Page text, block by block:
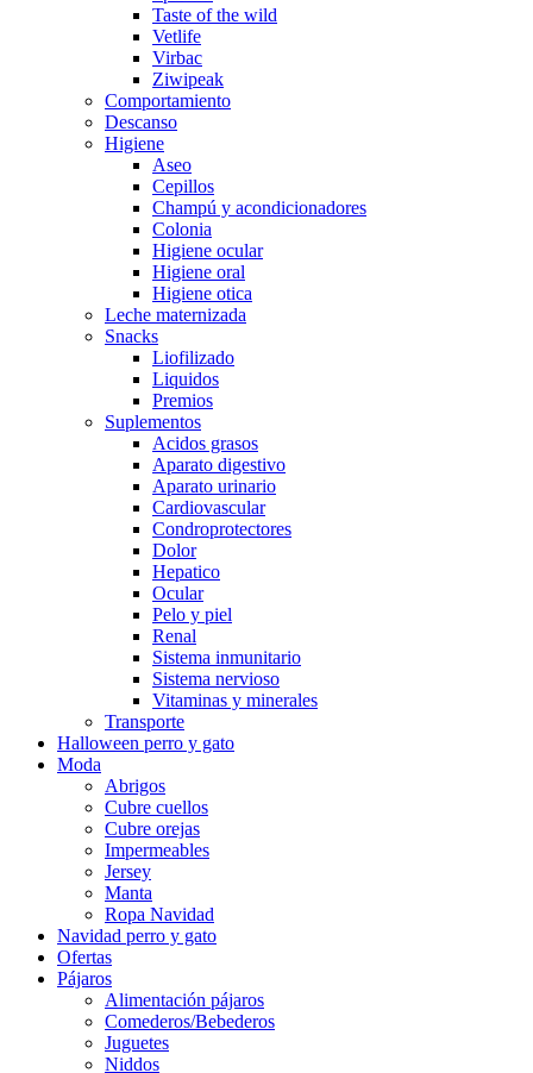
Taste of the wild
Vetlife
Virbac
Ziwipeak
Comportamiento
Descanso
Higiene
Aseo
Cepillos
Champú y acondicionadores
Colonia
Higiene ocular
Higiene oral
Higiene otica
Leche maternizada
Snacks
Liofilizado
Liquidos
Premios
Suplementos
Acidos grasos
Aparato digestivo
Aparato urinario
Cardiovascular
Condroprotectores
Dolor
Hepatico
Ocular
Pelo y piel
Renal
Sistema inmunitario
Sistema nervioso
Vitaminas y minerales
Transporte
Halloween perro y gato
Moda
Abrigos
Cubre cuellos
Cubre orejas
Impermeables
Jersey
Manta
Ropa Navidad
Navidad perro y gato
Ofertas
Pájaros
Alimentación pájaros
Comederos/Bebederos
Juguetes
Niddos